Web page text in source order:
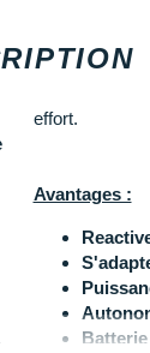
effort.
Avantages :